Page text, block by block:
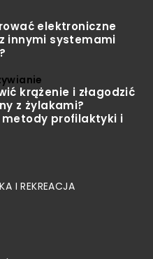
elektroniczne
innymi systemami
krążenie i złagodzić
z żylakami?
metody profilaktyki i
I REKREACJA